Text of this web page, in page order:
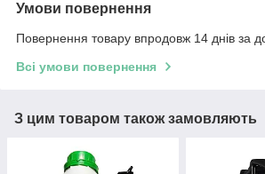
Умови повернення
Повернення товару впродовж 14 днів за
Всі умови повернення
З цим товаром також замовляють